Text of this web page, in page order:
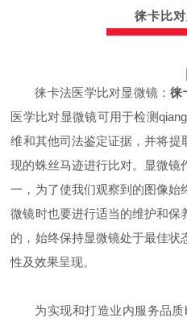
徕卡比
徕卡法医学比对显微镜：徕
医学比对显微镜可用于检测
维和其他司法鉴定证据，并将提
现的蛛丝马迹进行比对。显微镜
一，为了使我们观察到的图像始
微镜时也要进行适当的维护和保
的，始终保持显微镜处于最佳状
性及效果呈现。
为实现和打造业内服务品质